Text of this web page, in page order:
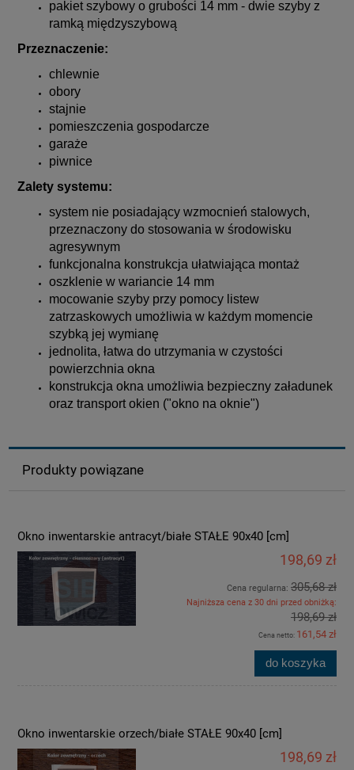
pakiet szybowy o grubości 14 mm - dwie szyby z
ramką międzyszybową
Przeznaczenie:
chlewnie
obory
stajnie
pomieszczenia gospodarcze
garaże
piwnice
Zalety systemu:
system nie posiadający wzmocnień stalowych,
przeznaczony do stosowania w środowisku
agresywnym
funkcjonalna konstrukcja ułatwiająca montaż
oszklenie w wariancie 14 mm
mocowanie szyby przy pomocy listew
zatrzaskowych umożliwia w każdym momencie
szybką jej wymianę
jednolita, łatwa do utrzymania w czystości
powierzchnia okna
konstrukcja okna umożliwia bezpieczny załadunek
oraz transport okien ("okno na oknie")
Produkty powiązane
Okno inwentarskie antracyt/białe STAŁE 90x40 [cm]
198,69 zł
Cena regularna: 305,68 zł
Najniższa cena z 30 dni przed obniżką:
198,69 zł
Cena netto: 161,54 zł
do koszyka
Okno inwentarskie orzech/białe STAŁE 90x40 [cm]
198,69 zł